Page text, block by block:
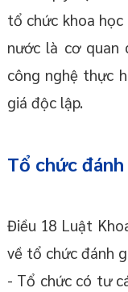
tổ chức khoa học
nước là cơ quan
công nghệ thực
giá độc lập.
Tổ chức
Điều 18 Luật
về tổ chức đánh
- Tổ chức có tư